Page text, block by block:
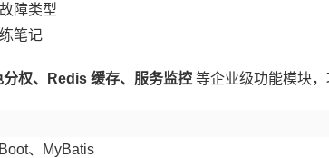
障类型
笔记
分权、Redis 缓存、服务监控 等企业级功能模块，
、MyBatis